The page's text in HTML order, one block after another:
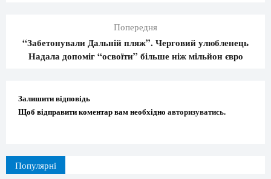
Попередня
“Забетонували Дальній пляж”. Черговий улюбленець
Надала допоміг “освоїти” більше ніж мільйон євро
Залишити відповідь
Щоб відправити коментар вам необхідно авторизуватись.
Популярні